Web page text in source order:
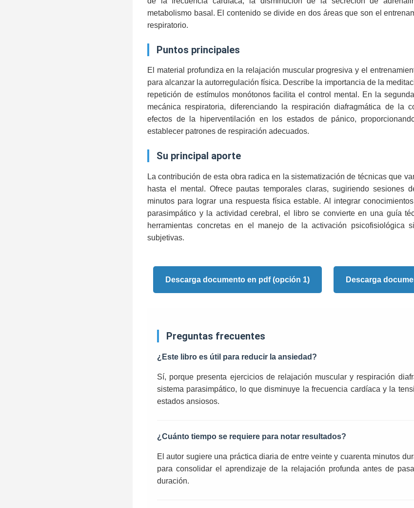
metabolismo basal. El contenido se divide en dos áreas que son el
respiratorio.
puntos principales
El material profundiza en la relajación muscular progresiva y el
para alcanzar la autorregulación física. Describe la importancia de la
repetición de estímulos monótonos facilita el control mental. En la
mecánica respiratoria, diferenciando la respiración diafragmática de la
efectos de la hiperventilación en los estados de pánico,
establecer patrones de respiración adecuados.
su principal aporte
La contribución de esta obra radica en la sistematización de técnicas que
hasta el mental. Ofrece pautas temporales claras, sugiriendo sesiones
minutos para lograr una respuesta física estable. Al integrar
parasimpático y la actividad cerebral, el libro se convierte en una guía
herramientas concretas en el manejo de la activación psicofisiológica
subjetivas.
Descarga documento en pdf (opción 1) Descarga
preguntas frecuentes
¿Este libro es útil para reducir la ansiedad?
Sí, porque presenta ejercicios de relajación muscular y respiración
sistema parasimpático, lo que disminuye la frecuencia cardíaca y la
estados ansiosos.
¿Cuánto tiempo se requiere para notar resultados?
El autor sugiere una práctica diaria de entre veinte y cuarenta minutos
para consolidar el aprendizaje de la relajación profunda antes de
duración.